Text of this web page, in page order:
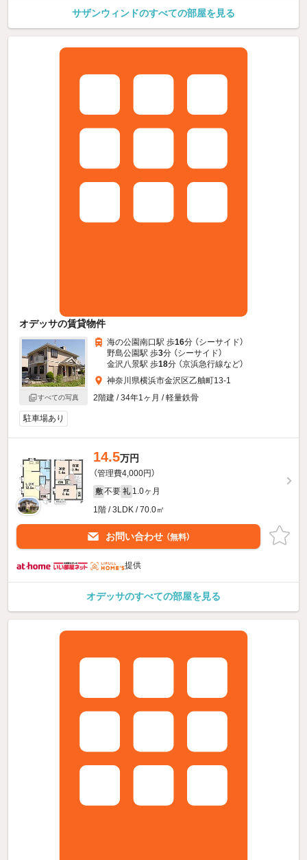
サザンウィンドのすべての部屋を見る
オデッサの賃貸物件
すべての写真
海の公園南口駅 歩16分 （シーサイド）
野島公園駅 歩3分 （シーサイド）
金沢八景駅 歩18分 （京浜急行線など）
神奈川県横浜市金沢区乙舳町13-1
2階建 / 34年1ヶ月 / 軽量鉄骨
駐車場あり
14.5万円
（管理費4,000円）
敷 不要 礼 1.0ヶ月
1階 / 3LDK / 70.0㎡
お問い合わせ （無料）
提供
オデッサのすべての部屋を見る